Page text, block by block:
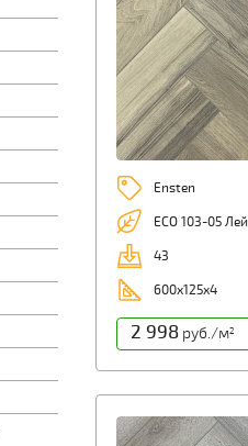
Ensten
ECO 103-05
43
600х125х4
2 998руб./м2